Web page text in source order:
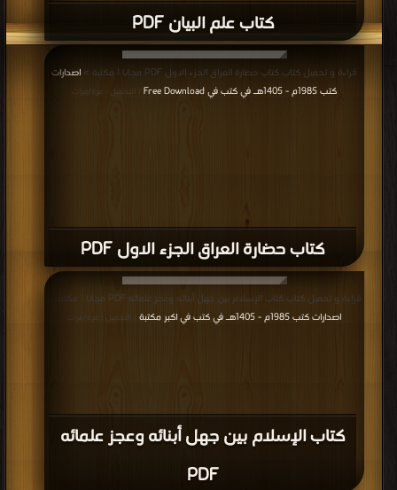
كتاب علم البيان PDF
كتاب حضارة العراق الجزء الاول PDF
قراءة و تحميل كتاب كتاب حضارة العراق الجزء الاول PDF مجانا | مكتبة >
اصدارات
كتب 1985م - 1405هـ في كتب في Free Download
| التحميل : مرة/مرات
كتاب الإسلام بين جهل أبنائه وعجز علمائه
PDF
قراءة و تحميل كتاب كتاب الإسلام بين جهل أبنائه وعجز علمائه PDF مجانا | مكتبة >
اصدارات كتب 1985م - 1405هـ في كتب في اكبر مكتبة
| التحميل : مرة/مرات